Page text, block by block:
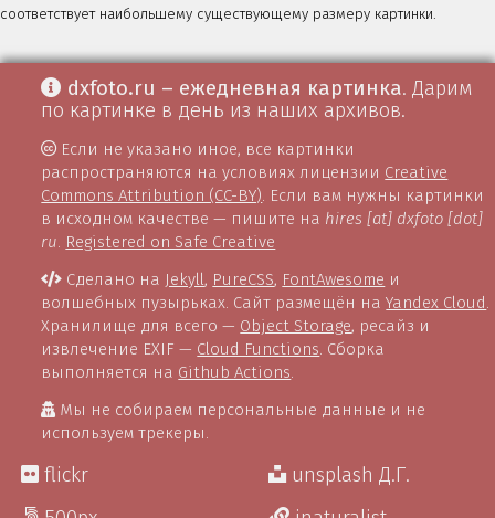
соответствует наибольшему существующему размеру картинки.
dxfoto.ru – ежедневная картинка. Дарим
по картинке в день из наших архивов.
Если не указано иное, все картинки
распространяются на условиях лицензии Creative
Commons Attribution (CC-BY) . Если вам нужны картинки
в исходном качестве — пишите на hires [at] dxfoto [dot]
ru Registered on Safe Creative
Сделано на Jekyll, PureCSS, FontAwesome и
волшебных пузырьках. Сайт размещён наYandex Cloud
Хранилище для всего — Object Storage, ресайз и
извлечение EXIF — Cloud Functions . Сборка
выполняется на Github Actions
Мы не собираем персональные данные и не
используем трекеры.
flickr
unsplash Д.Г.